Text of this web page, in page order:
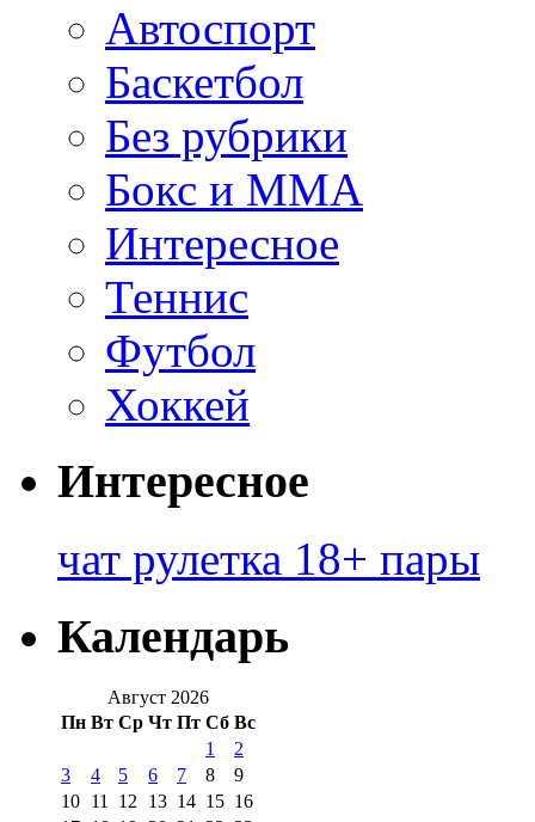
Автоспорт
Баскетбол
Без рубрики
Бокс и ММА
Интересное
Теннис
Футбол
Хоккей
Интересное
чат рулетка 18+ пары
Календарь
Август 2026
Пн Вт Ср Чт Пт Сб Вс
1
2
3
4 5 6 7 8
9
10 11 12 13 14 15 16